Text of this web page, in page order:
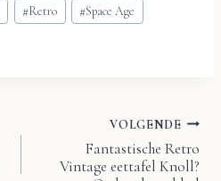
#Retro #Space Age
VOLGENDE
Fantastische Retro
Vintage eettafel Knoll?